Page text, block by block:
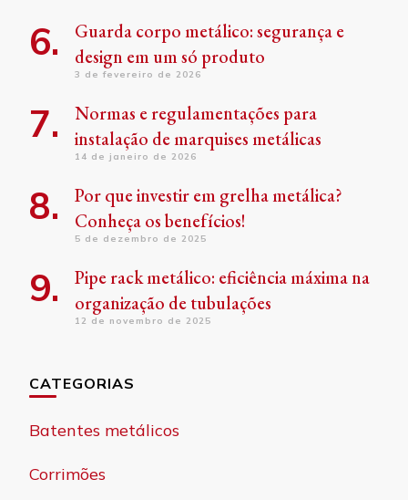
Guarda corpo metálico: segurança e
design em um só produto
3 de fevereiro de 2026
Normas e regulamentações para
instalação de marquises metálicas
14 de janeiro de 2026
Por que investir em grelha metálica?
Conheça os benefícios!
5 de dezembro de 2025
Pipe rack metálico: eficiência máxima na
organização de tubulações
12 de novembro de 2025
CATEGORIAS
Batentes metálicos
Corrimões